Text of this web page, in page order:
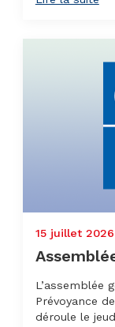
15 juillet 2026
L’assemblée
Prévoyance
déroule le